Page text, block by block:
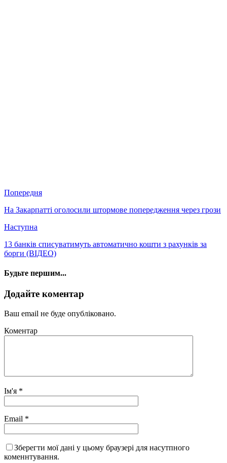
Попередня
На Закарпатті оголосили штормове попередження через грози
Наступна
13 банків списуватимуть автоматично кошти з рахунків за
борги (ВІДЕО)
Будьте першим...
Додайте коментар
Ваш email не буде опубліковано.
Коментар
Ім'я *
Email *
Зберегти мої дані у цьому браузері для насутпного
коменнтування.